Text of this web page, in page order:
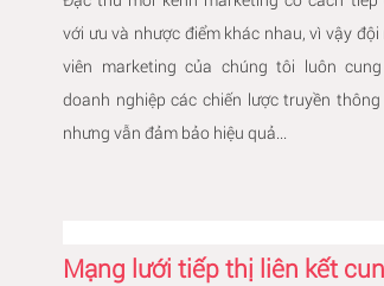
với ưu và nhược điểm khác nhau, vì vậy
viên marketing của chúng tôi luôn
doanh nghiệp các chiến lược truyền
nhưng vẫn đảm bảo hiệu quả...
Mạng lưới tiếp thị liên kết